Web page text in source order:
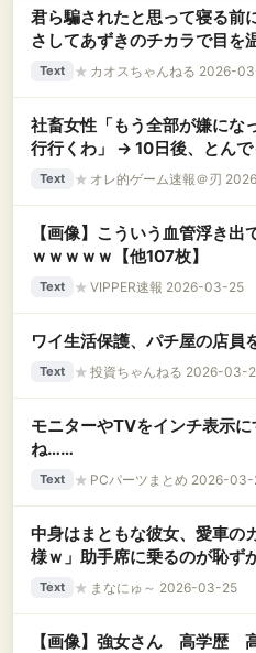
君ら騙されたと思って寝る前
さしてあずきのチカラで目を
Text ★ カオスちゃんねる 2026-
社畜女性「もう全部が嫌にな
行行くわ」 → 10日後、とんで
Text ★ オレ的ゲーム速報＠刃
【画像】こういう血管浮き
ｗｗｗｗｗ【他107枚】
Text ★ VIPPER速報 2026-03-25
ワイ生活保護、パチ屋の店員
Text ★ 投資ちゃんねる 2026-03-
モニターやTVをインチ表示
ね……
Text ★ PCパーツまとめ 2026-
中身はまともな彼女、愛車の
様ｗ」助手席に乗るのが恥ず
案しても、『次は私の番ねｗ
Text ★ まなにゅ～ 2026-03-25
【画像】強女さん 高学歴